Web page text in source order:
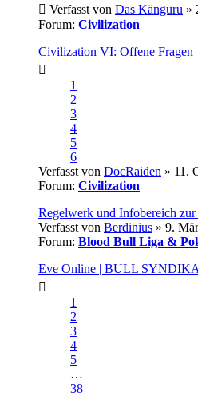
Verfasst von Das Känguru »
Forum: Civilization
Civilization VI: Offene Fragen
1
2
3
4
5
6
Verfasst von DocRaiden » 11.
Forum: Civilization
Regelwerk und Infobereich
Verfasst von Berdinius » 9.
Forum: Blood Bull Liga &
Eve Online | BULL
1
2
3
4
5
…
38